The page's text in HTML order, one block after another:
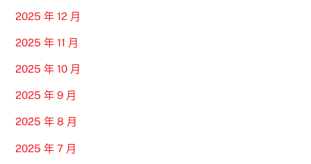
2025 年 12 月
2025 年 11 月
2025 年 10 月
2025 年 9 月
2025 年 8 月
2025 年 7 月